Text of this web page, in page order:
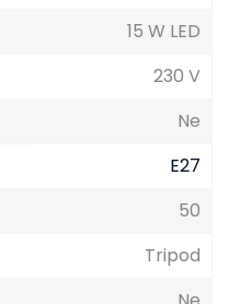
15 W LED
230 V
Ne
E27
50
Tripod